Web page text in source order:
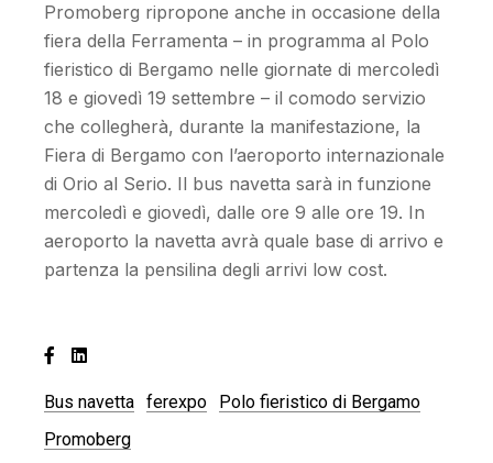
Promoberg ripropone anche in occasione della
fiera della Ferramenta – in programma al Polo
fieristico di Bergamo nelle giornate di mercoledì
18 e giovedì 19 settembre – il comodo servizio
che collegherà, durante la manifestazione, la
Fiera di Bergamo con l’aeroporto internazionale
di Orio al Serio. Il bus navetta sarà in funzione
mercoledì e giovedì, dalle ore 9 alle ore 19. In
aeroporto la navetta avrà quale base di arrivo e
partenza la pensilina degli arrivi low cost.
Bus navetta ferexpo
Polo fieristico di Bergamo
Promoberg